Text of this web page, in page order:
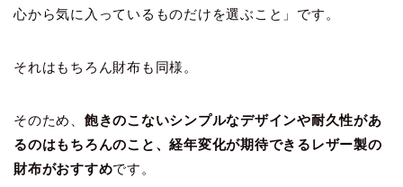
心から気に入っているものだけを選ぶこと」です。
それはもちろん財布も同様。
そのため、 飽きのこないシンプルなデザインや耐久性があ
るのはもちろんのこと、経年変化が期待できるレザー製の
財布がおすすめです。